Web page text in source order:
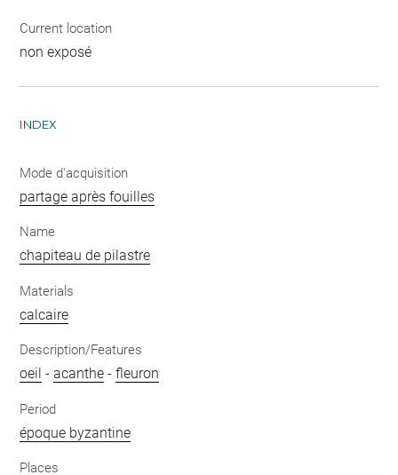
Current location
non exposé
INDEX
Mode d'acquisition
partage après fouilles
Name
chapiteau de pilastre
Materials
calcaire
Description/Features
oeil -acanthe -fleuron
Period
époque byzantine
Places